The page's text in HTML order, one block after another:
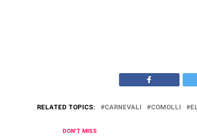
RELATED TOPICS: CARNEVALI COMOLLI
DON'T MISS